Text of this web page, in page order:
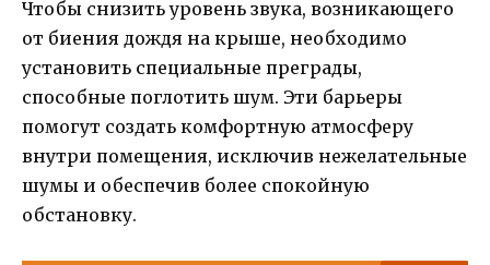
Чтобы снизить уровень звука, возникающего
от биения дождя на крыше, необходимо
установить специальные преграды,
способные поглотить шум. Эти барьеры
помогут создать комфортную атмосферу
внутри помещения, исключив нежелательные
шумы и обеспечив более спокойную
обстановку.